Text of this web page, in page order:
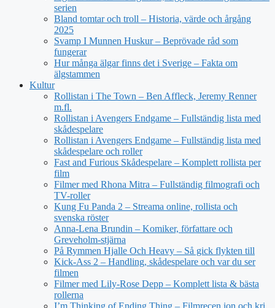
serien
Bland tomtar och troll – Historia, värde och årgång
2025
Svamp I Munnen Huskur – Beprövade råd som
fungerar
Hur många älgar finns det i Sverige – Fakta om
älgstammen
Kultur
Rollistan i The Town – Ben Affleck, Jeremy Renner
m.fl.
Rollistan i Avengers Endgame – Fullständig lista med
skådespelare
Rollistan i Avengers Endgame – Fullständig lista med
skådespelare och roller
Fast and Furious Skådespelare – Komplett rollista per
film
Filmer med Rhona Mitra – Fullständig filmografi och
TV-roller
Kung Fu Panda 2 – Streama online, rollista och
svenska röster
Anna-Lena Brundin – Komiker, författare och
Greveholm-stjärna
På Rymmen Hjalle Och Heavy – Så gick flykten till
Kick-Ass 2 – Handling, skådespelare och var du ser
filmen
Filmer med Lily-Rose Depp – Komplett lista & bästa
rollerna
I’m Thinking of Ending Thing – Filmrecen ion och kri